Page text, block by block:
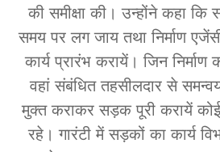
की समीक्षा की। उन्होंने कहा कि
समय पर लग जाय तथा निर्माण
कार्य प्रारंभ करायें। जिन निर्माण
वहां संबंधित तहसीलदार से
मुक्त कराकर सड़क पूरी करायें
रहे। गारंटी में सड़कों का कार्य